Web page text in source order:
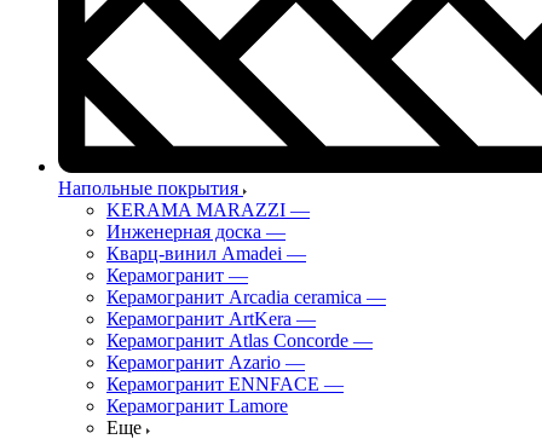
Напольные покрытия
KERAMA MARAZZI —
Инженерная доска —
Кварц-винил Amadei —
Керамогранит —
Керамогранит Arcadia ceramica —
Керамогранит ArtKera —
Керамогранит Atlas Concorde —
Керамогранит Azario —
Керамогранит ENNFACE —
Керамогранит Lamore
Еще